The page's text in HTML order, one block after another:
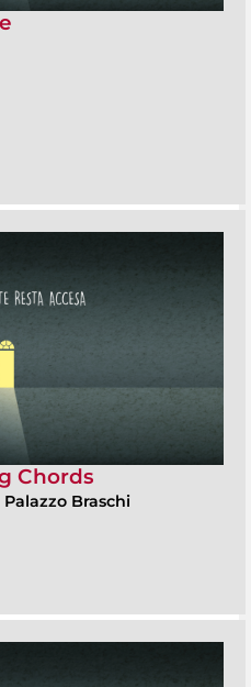
Chords
Braschi